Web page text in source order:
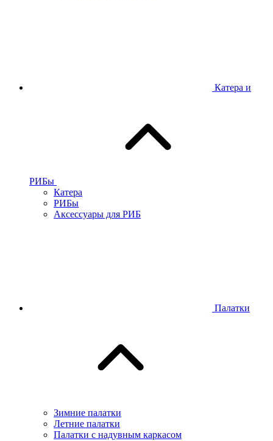
Катера и
РИБы
Катера
РИБы
Аксессуары для РИБ
Палатки
Зимние палатки
Летние палатки
Палатки с надувным каркасом